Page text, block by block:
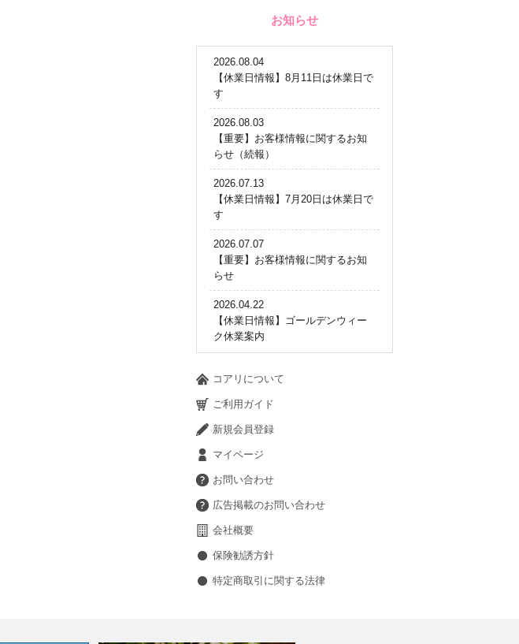
お知らせ
2026.08.04
【休業日情報】8月11日は休業日で
す
2026.08.03
【重要】お客様情報に関するお知
らせ（続報）
2026.07.13
【休業日情報】7月20日は休業日で
す
2026.07.07
【重要】お客様情報に関するお知
らせ
2026.04.22
【休業日情報】ゴールデンウィー
ク休業案内
コアリについて
ご利用ガイド
新規会員登録
マイページ
お問い合わせ
広告掲載のお問い合わせ
会社概要
保険勧誘方針
特定商取引に関する法律